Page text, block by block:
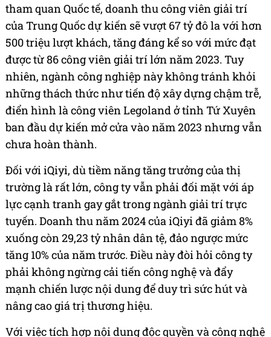
tham quan Quốc tế, doanh thu công viên giải trí
của Trung Quốc dự kiến sẽ vượt 67 tỷ đô la với hơn
500 triệu lượt khách, tăng đáng kể so với mức đạt
được từ 86 công viên giải trí lớn năm 2023. Tuy
nhiên, ngành công nghiệp này không tránh khỏi
những thách thức như tiến độ xây dựng chậm trễ,
điển hình là công viên Legoland ở tỉnh Tứ Xuyên
ban đầu dự kiến mở cửa vào năm 2023 nhưng vẫn
chưa hoàn thành.
Đối với iQiyi, dù tiềm năng tăng trưởng của thị
trường là rất lớn, công ty vẫn phải đối mặt với áp
lực cạnh tranh gay gắt trong ngành giải trí trực
tuyến. Doanh thu năm 2024 của iQiyi đã giảm 8%
xuống còn 29,23 tỷ nhân dân tệ, đảo ngược mức
tăng 10% của năm trước. Điều này đòi hỏi công ty
phải không ngừng cải tiến công nghệ và đẩy
mạnh chiến lược nội dung để duy trì sức hút và
nâng cao giá trị thương hiệu.
Với việc tích hợp nội dung độc quyền và công nghệ